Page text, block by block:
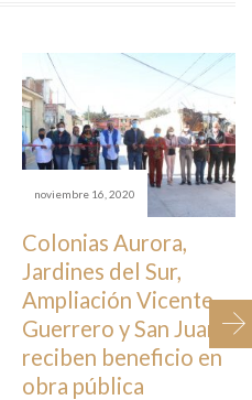
noviembre 16, 2020
Colonias Aurora,
Jardines del Sur,
Ampliación Vicente
Guerrero y San Juan
reciben beneficio en
obra pública